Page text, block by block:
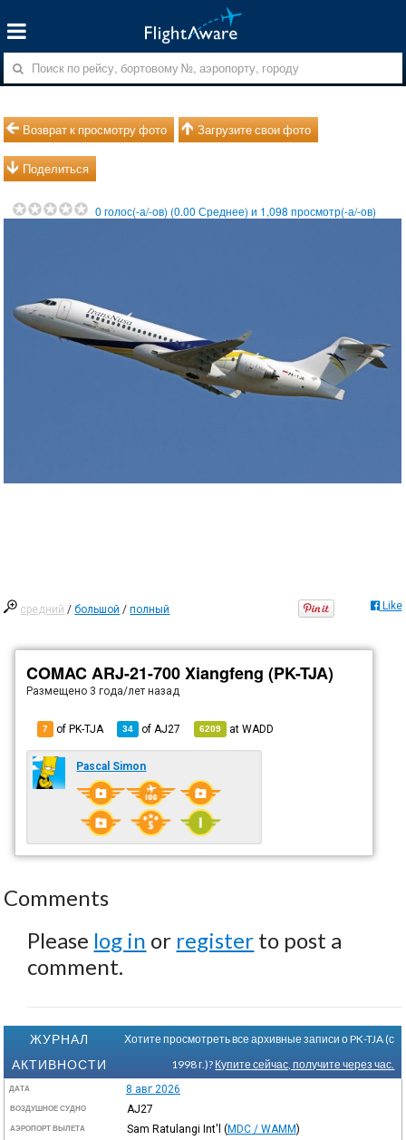
Возврат к просмотру фото Загрузите свои фото
Поделиться
0 голос(-а/-ов) (0.00 Среднее) и 1,098 просмотр(-а/-ов)
средний /большой /полный Like
COMAC ARJ-21-700 Xiangfeng (PK-TJA)
Размещено 3 года/лет назад
7 of PK-TJA 34 of AJ27 6209 atWADD
Pascal Simon
Comments
Please log in or register to post a
comment.
ЖУРНАЛ
АКТИВНОСТИ
Хотите просмотреть все архивные записи о PK-TJA (с
1998 г.)? Купите сейчас, получите через час.
ДАТА 8 авг 2026
ВОЗДУШНОЕ СУДНО AJ27
АЭРОПОРТ ВЫЛЕТА Sam Ratulangi Int'l (MDC / WAMM)